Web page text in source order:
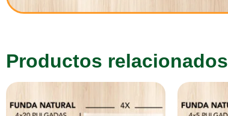
Productos relacionados